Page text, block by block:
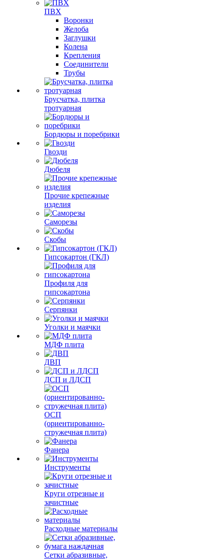
ПВХ
Воронки
Желоба
Заглушки
Колена
Крепления
Соединители
Трубы
Брусчатка, плитка
тротуарная
Бордюры и поребрики
Гвозди
Дюбеля
Прочие крепежные
изделия
Саморезы
Скобы
Гипсокартон (ГКЛ)
Профиля для
гипсокартона
Серпянки
Уголки и маячки
МДФ плита
ДВП
ДСП и ЛДСП
ОСП
(ориентированно-
стружечная плита)
Фанера
Инструменты
Круги отрезные и
зачистные
Расходные материалы
Сетки абразивные,